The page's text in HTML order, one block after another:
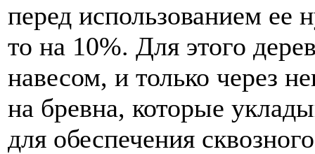
перед использованием ее
то на 10%. Для этого
навесом, и только через
на бревна, которые
для обеспечения